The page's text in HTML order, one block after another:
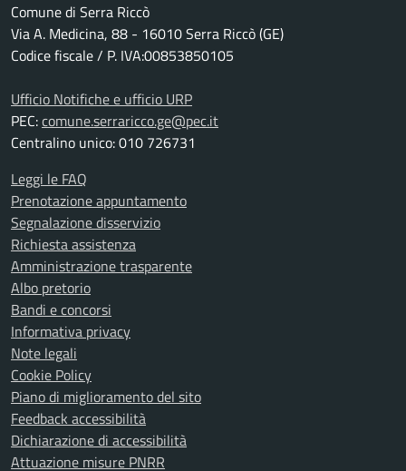
Comune di Serra Riccò
Via A. Medicina, 88 - 16010 Serra Riccò (GE)
Codice fiscale / P. IVA:00853850105
Ufficio Notifiche e ufficio URP
PEC:comune.serraricco.ge@pec.it
Centralino unico: 010 726731
Leggi le FAQ
Prenotazione appuntamento
Segnalazione disservizio
Richiesta assistenza
Amministrazione trasparente
Albo pretorio
Bandi e concorsi
Informativa privacy
Note legali
Cookie Policy
Piano di miglioramento del sito
Feedback accessibilità
Dichiarazione di accessibilità
Attuazione misure PNRR